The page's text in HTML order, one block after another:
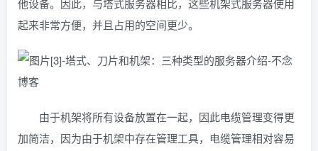
他设备。因此，与塔式服务器相比，这些机架式服务器使用
起来非常方便，并且占用的空间更少。
由于机架将所有设备放置在一起，因此电缆管理变得更
加简洁，因为由于机架中存在管理工具，电缆管理相对容易